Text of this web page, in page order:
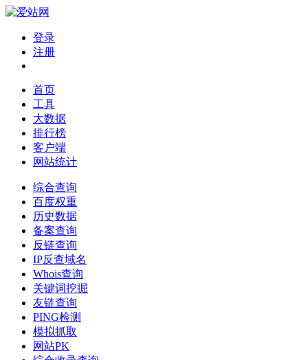
登录
注册
首页
工具
大数据
排行榜
客户端
网站统计
综合查询
百度权重
历史数据
备案查询
反链查询
IP反查域名
Whois查询
关键词挖掘
友链查询
PING检测
模拟抓取
网站PK